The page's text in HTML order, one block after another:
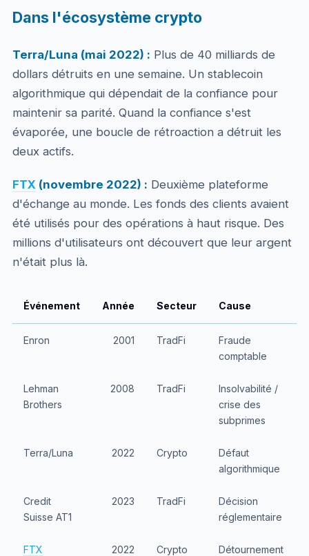
Dans l'écosystème crypto
Terra/Luna (mai 2022) : Plus de 40 milliards de
dollars détruits en une semaine. Un stablecoin
algorithmique qui dépendait de la confiance pour
maintenir sa parité. Quand la confiance s'est
évaporée, une boucle de rétroaction a détruit les
deux actifs.
FTX(novembre 2022) : Deuxième plateforme
d'échange au monde. Les fonds des clients avaient
été utilisés pour des opérations à haut risque. Des
millions d'utilisateurs ont découvert que leur argent
n'était plus là.
Événement Année Secteur Cause
Enron 2001 TradFi
Fraude
comptable
Lehman
Brothers
2008 TradFi
Insolvabilité /
crise des
subprimes
Terra/Luna 2022 Crypto
Défaut
algorithmique
Credit
Suisse AT1
2023 TradFi
Décision
réglementaire
FTX 2022 Crypto
Détournement